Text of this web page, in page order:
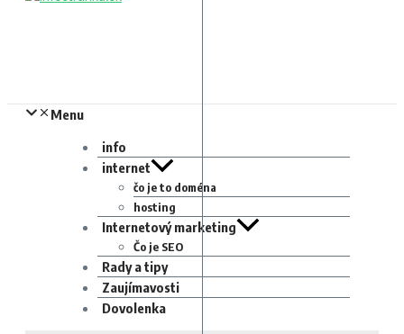
Menu
info
internet
čo je to doména
hosting
Internetový marketing
Čo je SEO
Rady a tipy
Zaujímavosti
Dovolenka